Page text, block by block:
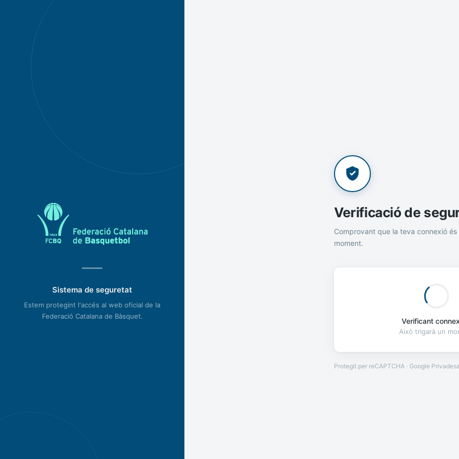
Sistema de seguretat
Estem protegint l'accés al web oficial de la
Federació Catalana de Bàsquet.
Verificació de
Comprovant que la teva connexió és
moment.
Verificant
Això trigarà un
Protegit per reCAPTCHA · Google Privadesa